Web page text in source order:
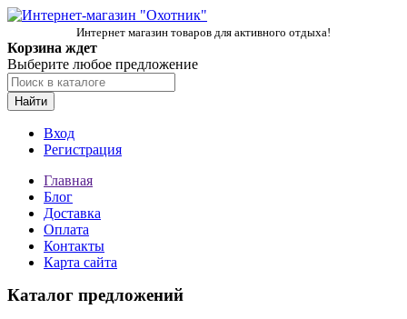
Интернет магазин товаров для активного отдыха!
Корзина ждет
Выберите любое предложение
Найти
Вход
Регистрация
Главная
Блог
Доставка
Оплата
Контакты
Карта сайта
Каталог предложений